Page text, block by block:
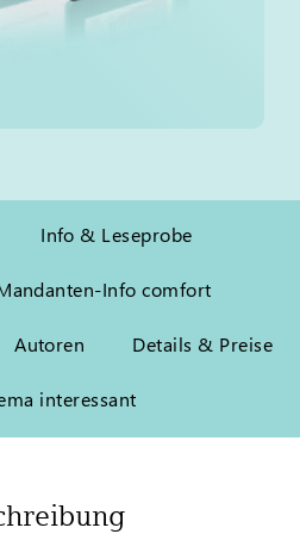
Info & Leseprobe
Info comfort
Autoren Details & Preise
interessant